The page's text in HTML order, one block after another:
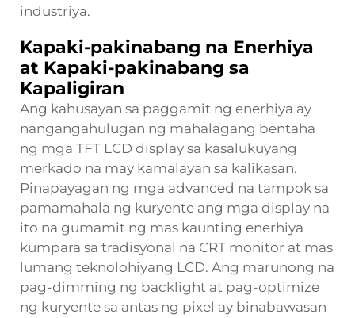
industriya.
Kapaki-pakinabang na Enerhiya
at Kapaki-pakinabang sa
Kapaligiran
Ang kahusayan sa paggamit ng enerhiya ay
nangangahulugan ng mahalagang bentaha
ng mga TFT LCD display sa kasalukuyang
merkado na may kamalayan sa kalikasan.
Pinapayagan ng mga advanced na tampok sa
pamamahala ng kuryente ang mga display na
ito na gumamit ng mas kaunting enerhiya
kumpara sa tradisyonal na CRT monitor at mas
lumang teknolohiyang LCD. Ang marunong na
pag-dimming ng backlight at pag-optimize
ng kuryente sa antas ng pixel ay binabawasan